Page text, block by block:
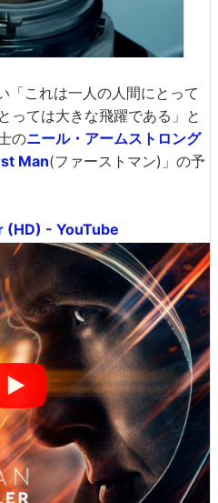
「これは一人の人間にとって
っては大きな飛躍である」と
のニール・アームストロング
Man(ファーストマン)」の予
(HD) - YouTube